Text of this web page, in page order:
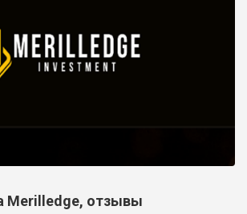
Merilledge, отзывы